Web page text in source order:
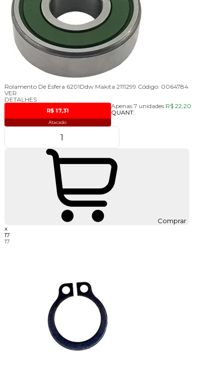
Rolamento De Esfera 6201Ddw Makita 2111299 Código: 0064784
VER
DETALHES
Apenas 7 unidades
R$ 17,31
Atacado
R$ 22,20
QUANT:
Comprar
x
17
17